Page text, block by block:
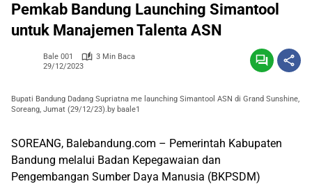
Pemkab Bandung Launching Simantool
untuk Manajemen Talenta ASN
Bale 001
3 Min Baca
29/12/2023
Bupati Bandung Dadang Supriatna me launching Simantool ASN di Grand Sunshine,
Soreang, Jumat (29/12/23).by baale1
SOREANG, Balebandung.com – Pemerintah Kabupaten
Bandung melalui Badan Kepegawaian dan
Pengembangan Sumber Daya Manusia (BKPSDM)